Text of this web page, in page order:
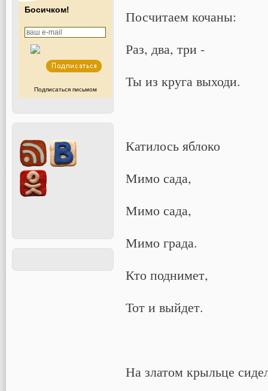
Посчитаем кочаны:
Раз, два, три -
Ты из круга выходи.
Катилось яблоко
Мимо сада,
Мимо сада,
Мимо града.
Кто поднимет,
Тот и выйдет.
На златом крыльце
Босичком!
Подписаться письмом